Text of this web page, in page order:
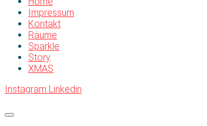
Impressum
Kontakt
Räume
Sparkle
Story
XMAS
Instagram Linkedin